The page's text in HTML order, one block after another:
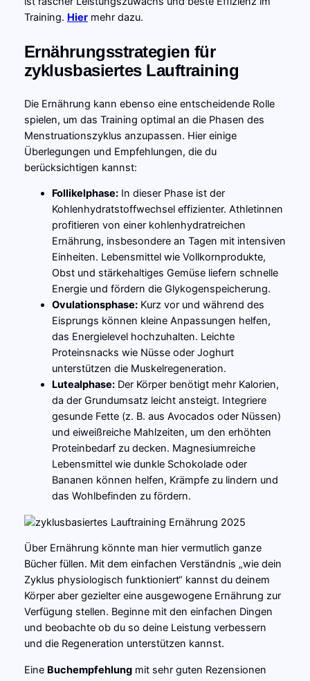
Training. Hiermehr dazu.
Ernährungsstrategien für
zyklusbasiertes Lauftraining
Die Ernährung kann ebenso eine entscheidende Rolle
spielen, um das Training optimal an die Phasen des
Menstruationszyklus anzupassen. Hier einige
Überlegungen und Empfehlungen, die du
berücksichtigen kannst:
Follikelphase:In dieser Phase ist der
Kohlenhydratstoffwechsel effizienter. Athletinnen
profitieren von einer kohlenhydratreichen
Ernährung, insbesondere an Tagen mit intensiven
Einheiten. Lebensmittel wie Vollkornprodukte,
Obst und stärkehaltiges Gemüse liefern schnelle
Energie und fördern die Glykogenspeicherung.
Ovulationsphase:Kurz vor und während des
Eisprungs können kleine Anpassungen helfen,
das Energielevel hochzuhalten. Leichte
Proteinsnacks wie Nüsse oder Joghurt
unterstützen die Muskelregeneration.
Lutealphase:Der Körper benötigt mehr Kalorien,
da der Grundumsatz leicht ansteigt. Integriere
gesunde Fette (z. B. aus Avocados oder Nüssen)
und eiweißreiche Mahlzeiten, um den erhöhten
Proteinbedarf zu decken. Magnesiumreiche
Lebensmittel wie dunkle Schokolade oder
Bananen können helfen, Krämpfe zu lindern und
das Wohlbefinden zu fördern.
Über Ernährung könnte man hier vermutlich ganze
Bücher füllen. Mit dem einfachen Verständnis „wie dein
Zyklus physiologisch funktioniert“ kannst du deinem
Körper aber gezielter eine ausgewogene Ernährung zur
Verfügung stellen. Beginne mit den einfachen Dingen
und beobachte ob du so deine Leistung verbessern
und die Regeneration unterstützen kannst.
Eine Buchempfehlungmit sehr guten Rezensionen